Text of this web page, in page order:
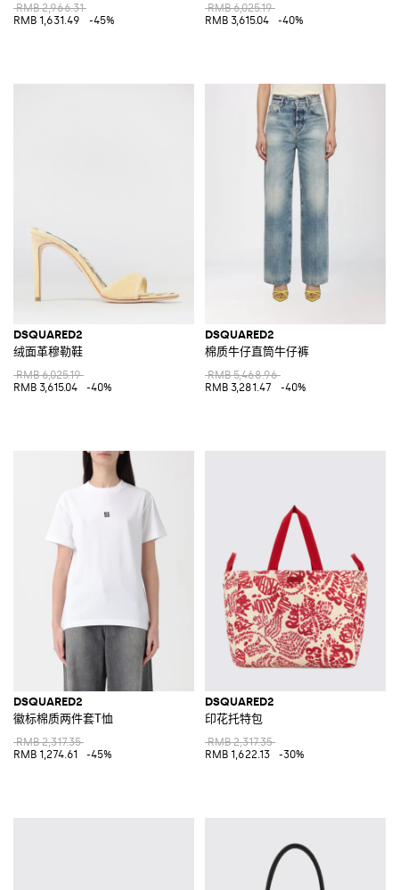
RMB 2,966.31
RMB 1,631.49
-45%
RMB 6,025.19
RMB 3,615.04
-40%
DSQUARED2
绒面革穆勒鞋
RMB 6,025.19
RMB 3,615.04
-40%
DSQUARED2
棉质牛仔直筒牛仔裤
RMB 5,468.96
RMB 3,281.47
-40%
DSQUARED2
徽标棉质两件套T恤
RMB 2,317.35
RMB 1,274.61
-45%
DSQUARED2
印花托特包
RMB 2,317.35
RMB 1,622.13
-30%